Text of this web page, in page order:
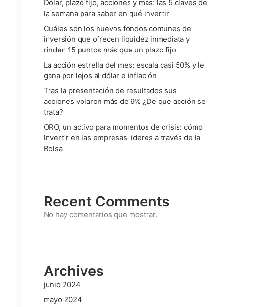
Dólar, plazo fijo, acciones y más: las 5 claves de
la semana para saber en qué invertir
Cuáles son los nuevos fondos comunes de
inversión que ofrecen liquidez inmediata y
rinden 15 puntos más que un plazo fijo
La acción estrella del mes: escala casi 50% y le
gana por lejos al dólar e inflación
Tras la presentación de resultados sus
acciones volaron más de 9% ¿De que acción se
trata?
ORO, un activo para momentos de crisis: cómo
invertir en las empresas líderes a través de la
Bolsa
Recent Comments
No hay comentarios que mostrar.
Archives
junio 2024
mayo 2024